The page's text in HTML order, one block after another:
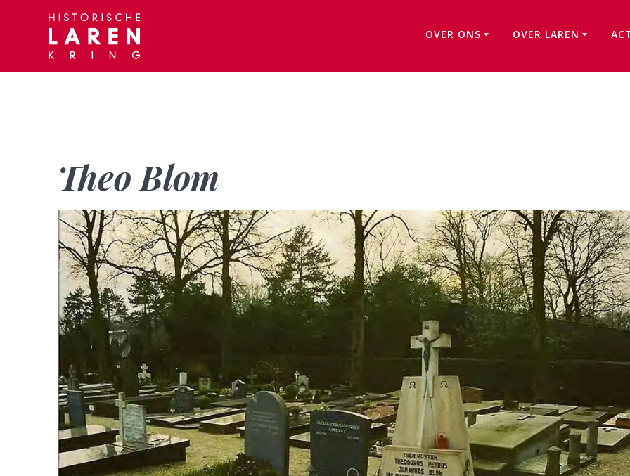
OVER ONS OVER LAREN
Theo Blom